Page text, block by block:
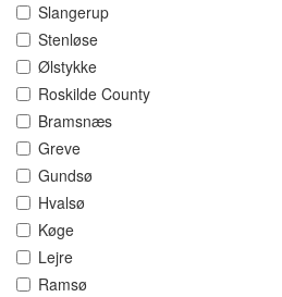
Slangerup
Stenløse
Ølstykke
Roskilde County
Bramsnæs
Greve
Gundsø
Hvalsø
Køge
Lejre
Ramsø